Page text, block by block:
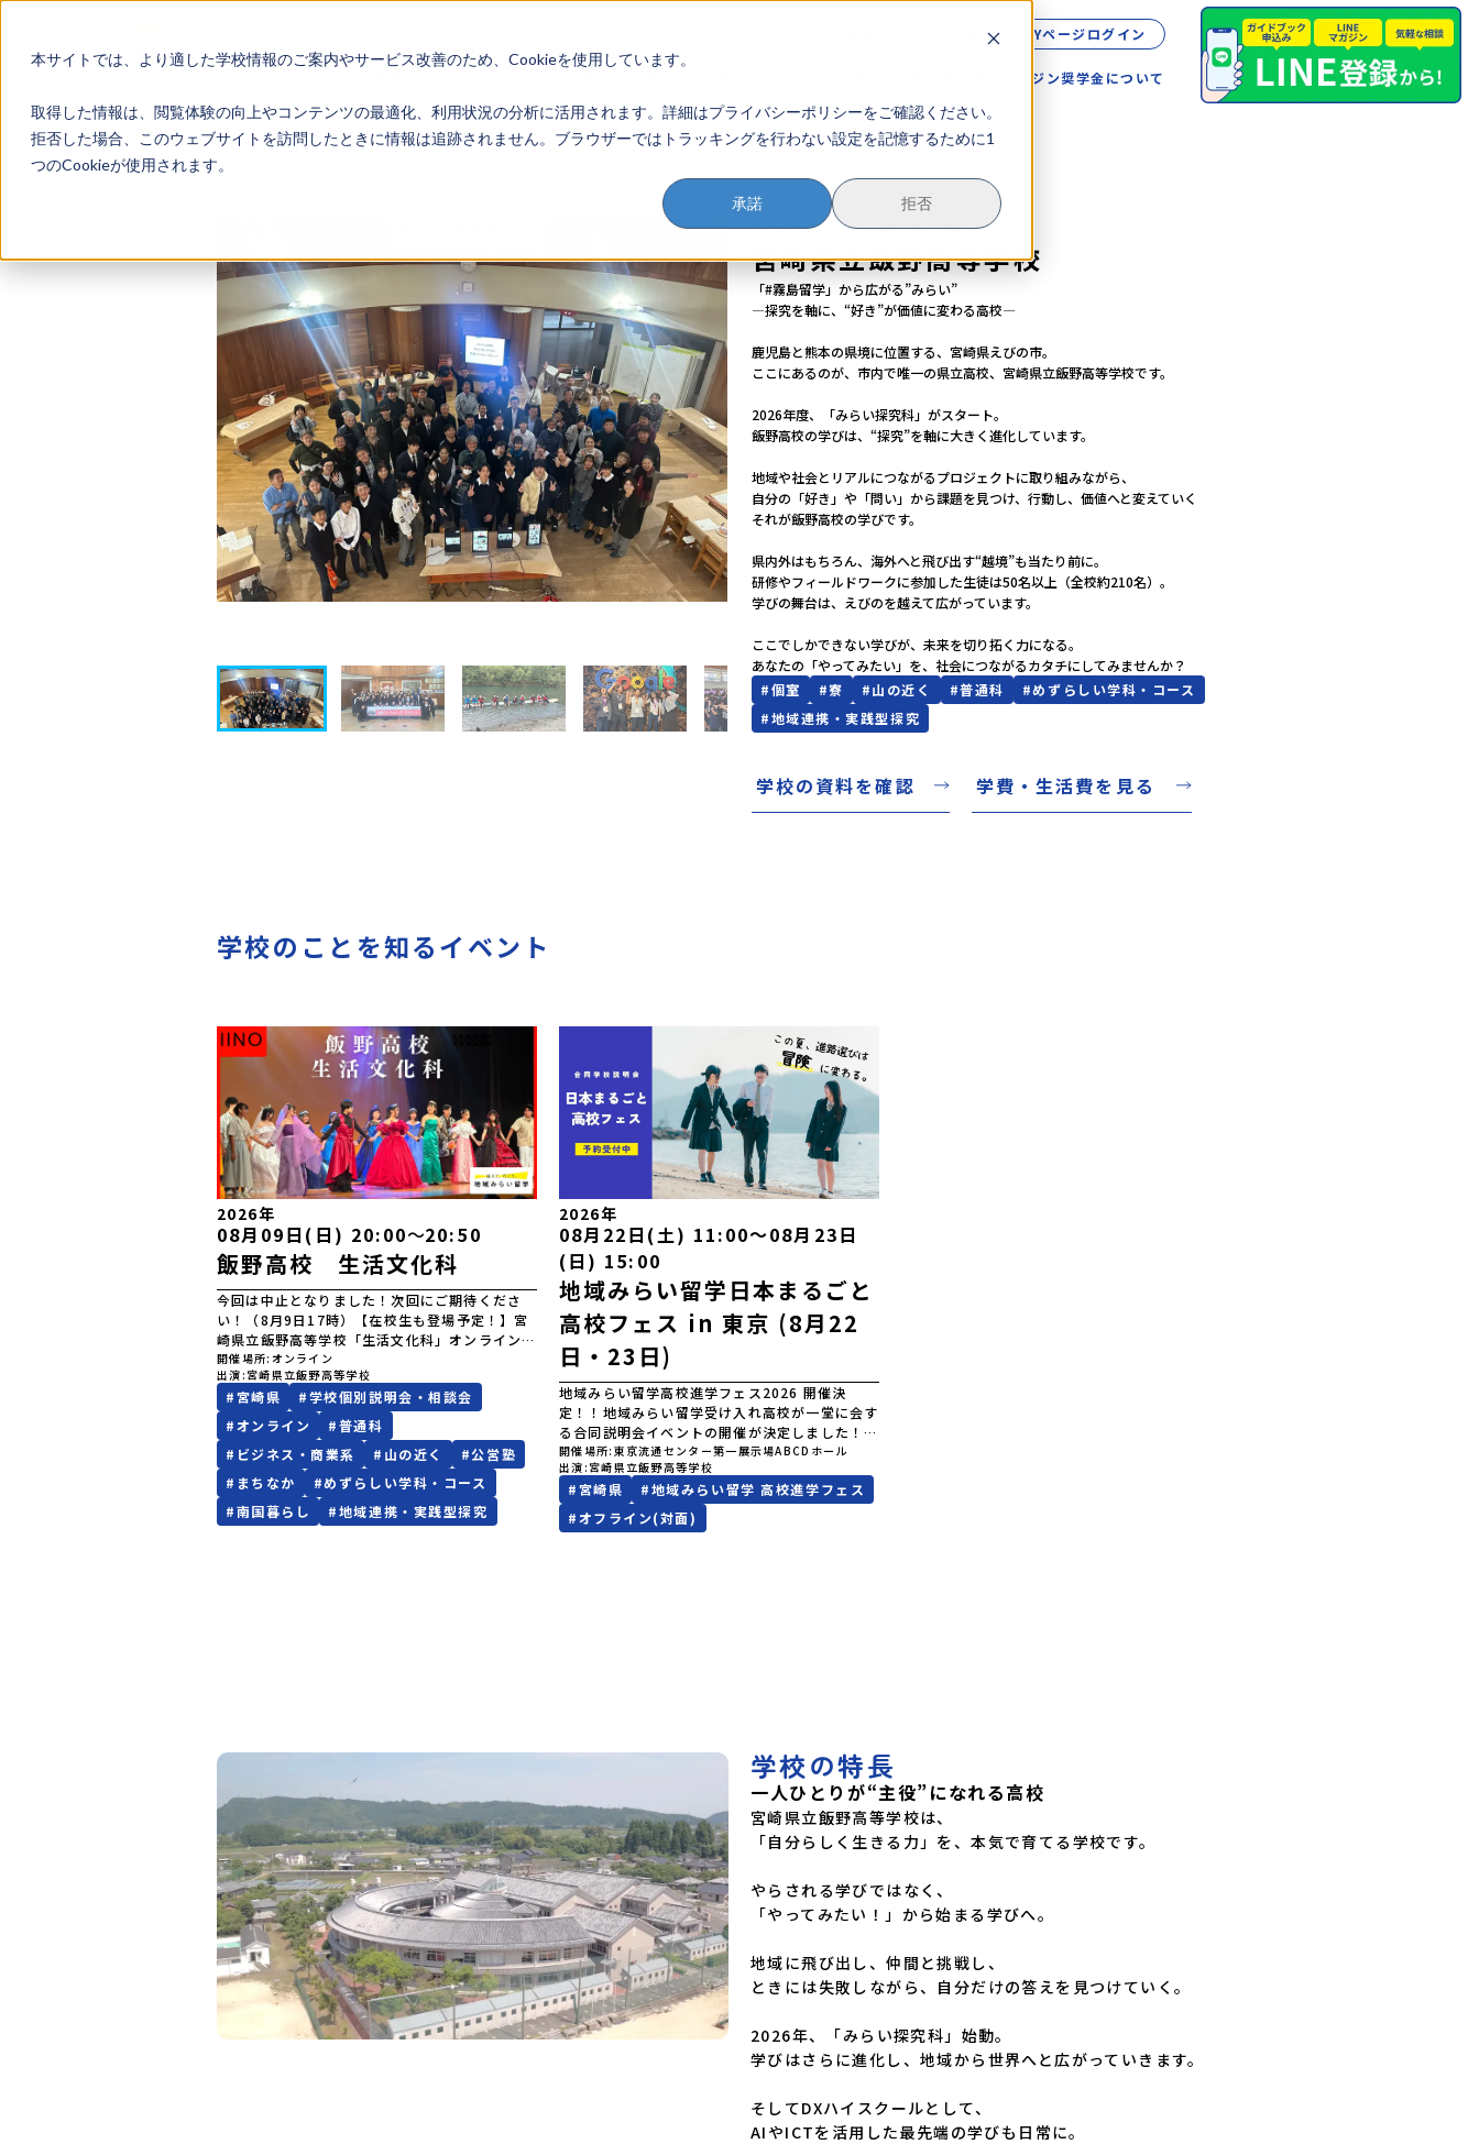
本サイトでは、より適した学校情報のご案内やサービス改善のため、Cookieを使用しています。
取得した情報は、閲覧体験の向上やコンテンツの最適化、利用状況の分析に活用されます。詳細はプライバシーポリシーをご確認ください。
拒否した場合、このウェブサイトを訪問したときに情報は追跡されません。ブラウザーではトラッキングを行わない設定を記憶するために1
つのCookieが使用されます。
承諾 拒否
MYページログイン
マガジン奨学金について
みやざきけんりついいのこうとうがっこう
宮崎県立飯野高等学校
「#霧島留学」から広がる”みらい”
―探究を軸に、“好き”が価値に変わる高校―
鹿児島と熊本の県境に位置する、宮崎県えびの市。
ここにあるのが、市内で唯一の県立高校、宮崎県立飯野高等学校です。
2026年度、「みらい探究科」がスタート。
飯野高校の学びは、“探究”を軸に大きく進化しています。
地域や社会とリアルにつながるプロジェクトに取り組みながら、
自分の「好き」や「問い」から課題を見つけ、行動し、価値へと変えていく――
それが飯野高校の学びです。
県内外はもちろん、海外へと飛び出す“越境”も当たり前に。
研修やフィールドワークに参加した生徒は50名以上（全校約210名）。
学びの舞台は、えびのを越えて広がっています。
ここでしかできない学びが、未来を切り拓く力になる。
あなたの「やってみたい」を、社会につながるカタチにしてみませんか？
#個室 #寮 #山の近く #普通科 #めずらしい学科・コース
#地域連携・実践型探究
学校の資料を確認 学費・生活費を見る
学校のことを知るイベント
2026年
08月09日(日) 20:00〜20:50
飯野高校 生活文化科
今回は中止となりました！次回にご期待くださ
い！（8月9日17時）【在校生も登場予定！】宮
崎県立飯野高等学校「生活文化科」オンライン紹
介イベント～専門スキルと地域での学び。先輩の
リアルな声が聞ける！～宮崎県立飯野高等学校の
「生活文化科」の魅力をたっぷりお伝えするオン
ラインイベントを開催します！地域社会と深く関
わりながら、食・被服・保育・福祉などの専門的
なスキルを身につけ、夢をカタチにしていく生活
文化科。今回のイベントには、実際に生活文化科
で学んでいる在籍生徒も参加予定！授業や地域密
着活動の面白さはもちろん、学校生活のリアルな
対象：中学生、保護者様形式：オンライン
（Zoom）⏰ 内容（予定）〇飯野高校＆生活文
化科の魅力紹介※学科の特長、専門スキルを身に
つけるカリキュラム、地域密着の実践活動につい
て〇【在校生トーク】先輩が語る！生活文化科の
リアル※「この学科を選んだ理由」「地域活動で
のエピソード」「飯野高校での楽しい毎日」〇質
問コーナー・個別相談※チャットやマイクで、在
校生や先生に気になるところを直接質問できま
す！
開催場所 オンライン
出演 宮崎県立飯野高等学校
#宮崎県 #学校個別説明会・相談会
#オンライン #普通科
# ビジネス・商業系 # 山の近く #公営塾
# まちなか #めずらしい学科・コース
#南国暮らし #地域連携・実践型探究
2026年
08月22日(土) 11:00〜08月23日
(日) 15:00
地域みらい留学日本まるごと
高校フェス in 東京 (8月22
日・23日)
地域みらい留学高校進学フェス2026 開催決
定！！地域みらい留学受け入れ高校が一堂に会す
る合同説明会イベントの開催が決定しました！オ
ンライン・オフラインで複数日程で開催いたしま
すので、奮ってご参加ください。皆様にお会いで
きますことを楽しみにしております。ページ下の
「申し込む」ボタンより事前予約をお願いいたし
ます。\ 地域みらい留学高校進学フェス in 東京
高等学校北海道池田高等学校北海道白糠高等学校
北海道標津高等学校北海道羅臼高等学校北海道佐
呂間高等学校北海道雄武高等学校北海道月形高等
学校 東北 青森県立三戸高等学校青森県立名久
井農業高等学校岩手県立沼宮内高等学校岩手県立
西和賀高等学校岩手県立大槌高等学校岩手県立岩
泉高等学校岩手県立種市高等学校宮城県中新田高
等学校秋田県立男鹿海洋高等学校秋田県立矢島高
等学校秋田県立角館高等学校秋田県立鹿角高等学
校山形県立谷地高等学校山形県立長井工業高等学
校山形県立新庄神室産業高等学校金山校山形県立
高畠高等学校山形県立小国高等学校福島県立川俣
高等学校福島県立只見高等学校福島県立猪苗代高
等学校福島県立川口高等学校 関東 茨城県立大
子清流高等学校 中部 新潟県立村上高等学校新
潟県立佐渡高等学校新潟県立佐渡総合高等学校新
潟県立羽茂高等学校新潟県立加茂農林高等学校新
井県立若狭高等学校長野県木曽青峰高等学校長野
県白馬高等学校富山県立氷見高等学校静岡県立伊
豆総合高等学校土肥分校静岡県立浜松湖北高等学
開催場所 東京流通センター第一展示場ABCDホール
出演 宮崎県立飯野高等学校
#宮崎県 #地域みらい留学 高校進学フェス
#オフライン(対面)
学校の特長
一人ひとりが“主役”になれる高校
宮崎県立飯野高等学校は、
「自分らしく生きる力」を、本気で育てる学校です。
やらされる学びではなく、
「やってみたい！」から始まる学びへ。
地域に飛び出し、仲間と挑戦し、
ときには失敗しながら、自分だけの答えを見つけていく。
2026年、「みらい探究科」始動。
学びはさらに進化し、地域から世界へと広がっていきます。
そしてDXハイスクールとして、
AIやICTを活用した最先端の学びも日常に。